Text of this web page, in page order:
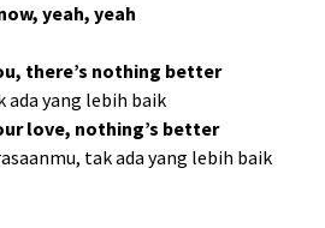
yeah, yeah
there’s nothing better
ada yang lebih baik
lovе, nothing’s better
tak ada yang lebih baik